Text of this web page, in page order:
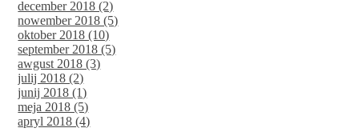
december 2018 (2)
nowember 2018 (5)
oktober 2018 (10)
september 2018 (5)
awgust 2018 (3)
julij 2018 (2)
junij 2018 (1)
meja 2018 (5)
apryl 2018 (4)